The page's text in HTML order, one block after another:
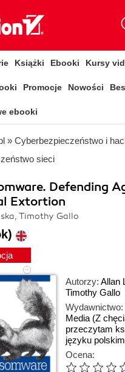
Książki Ebooki Kursy
Promocje Nowości
ebooki
» Cyberbezpieczeństwo i
sieci
Defending
Extortion
Timothy Gallo
Autorzy: Allan
Timothy Gallo
Wydawnictwo:
Media (Z
przeczytam
języku
Ocena: